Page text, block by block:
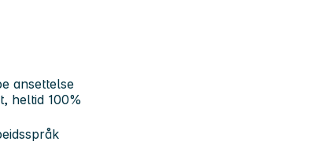
ansettelse
heltid 100%